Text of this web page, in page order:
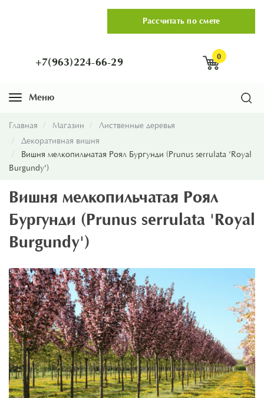
Рассчитать по смете
+7(963)224-66-29 0
Навигация
Меню
Главная Магазин
Лиственные деревья
Декоративная вишня
Вишня мелкопильчатая Роял Бургунди (Prunus serrulata 'Royal
Burgundy')
Вишня мелкопильчатая Роял
Бургунди (Prunus serrulata 'Royal
Burgundy')